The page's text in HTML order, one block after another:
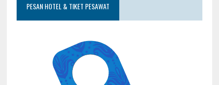
PESAN HOTEL & TIKET PESAWAT